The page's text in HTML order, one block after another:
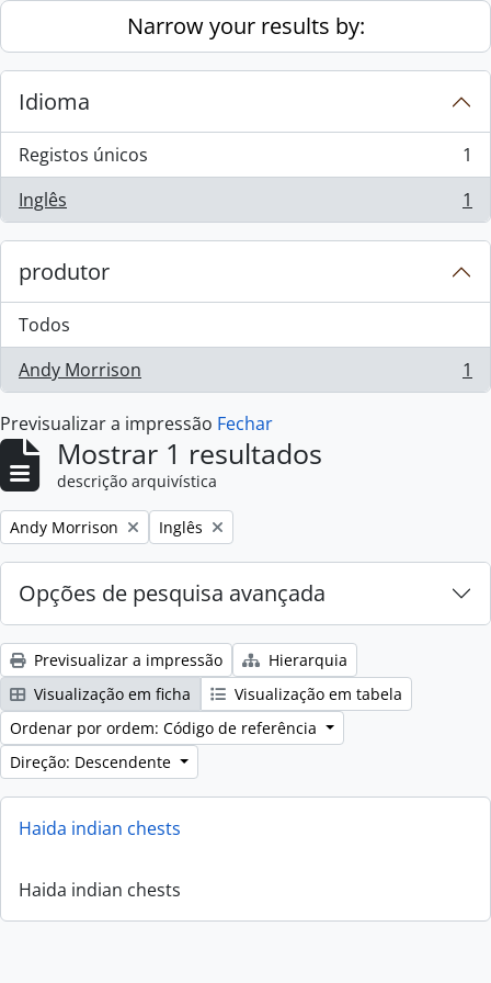
Skip to main contentNarrow your results by:
Idioma
Registos únicos
, 1 resultados
1
Inglês
, 1 resultados 1
produtor
Todos
Andy Morrison
, 1 resultados 1
Previsualizar a impressão Fechar
Mostrar 1 resultados
descrição arquivística
Remove filter:
Andy Morrison Remove filter:
Inglês
Opções de pesquisa avançada
Previsualizar a impressão
Hierarquia
Visualização em ficha
Visualização em tabela
Ordenar por ordem: Código de referência
Direção: Descendente
Haida indian chests
Haida indian chests